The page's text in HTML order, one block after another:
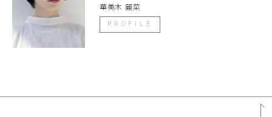
華美木 麗菜
PROFILE